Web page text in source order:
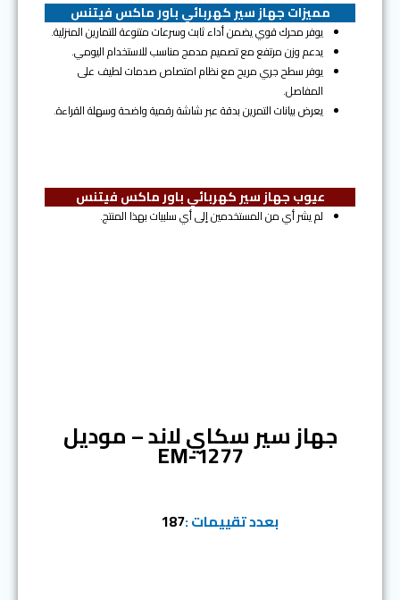
مميزات جهاز سير كهربائي باور ماكس فيتنس
يوفر محرك قوي يضمن أداء ثابت وسرعات متنوعة للتمارين المنزلية.
يدعم وزن مرتفع مع تصميم مدمج مناسب للاستخدام اليومي.
يوفر سطح جري مريح مع نظام امتصاص صدمات لطيف على
المفاصل.
يعرض بيانات التمرين بدقة عبر شاشة رقمية واضحة وسهلة القراءة.
عيوب جهاز سير كهربائي باور ماكس فيتنس
لم يشر أي من المستخدمين إلى أي سلبيات بهذا المنتج.
جهاز سير سكاي لاند – موديل
EM-1277
بعدد تقييمات :187